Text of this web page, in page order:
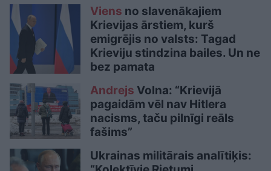
Viens no slavenākajiem
Krievijas ārstiem, kurš
emigrējis no valsts: Tagad
Krieviju stindzina bailes. Un ne
bez pamata
Andrejs Volna: “Krievijā
pagaidām vēl nav Hitlera
nacisms, taču pilnīgi reāls
fašims”
Ukrainas militārais analītiķis: